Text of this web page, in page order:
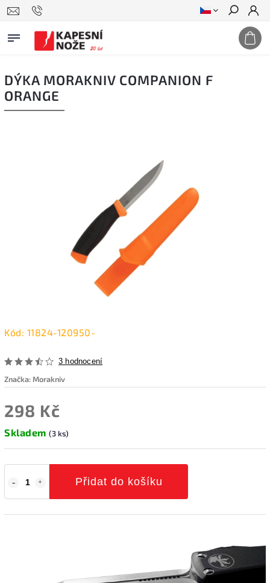
Hledat
DÝKA MORAKNIV COMPANION F
ORANGE
Kód: 11824-120950-
3 hodnocení
Značka: Morakniv
298 Kč
Skladem (3 ks)
Přidat do košíku